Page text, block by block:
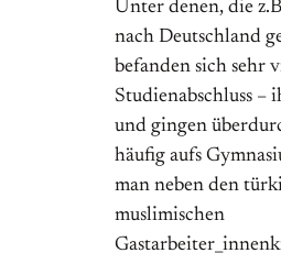
Unter denen, die
nach Deutschland
befanden sich sehr
Studienabschluss –
und gingen
häufig aufs
man neben den
muslimischen